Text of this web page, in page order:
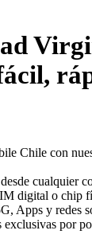
Chile con
cualquier
digital o chip
Apps y redes
exclusivas por